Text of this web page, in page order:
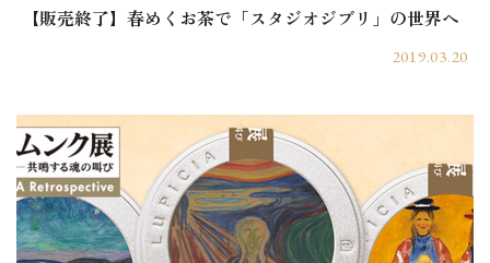
【販売終了】春めくお茶で「スタジオジブリ」の世界へ
2019.03.20